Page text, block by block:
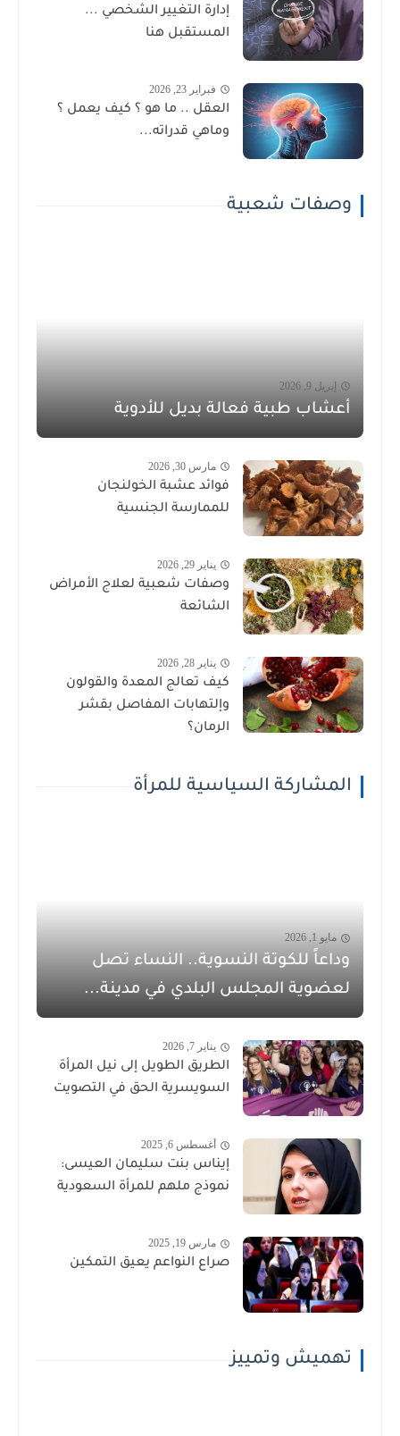
إدارة التغيير الشخصي ...
المستقبل هنا
فبراير 23, 2026
العقل .. ما هو ؟ كيف يعمل ؟
وماهي قدراته...
وصفات شعبية
إبريل 9, 2026
أعشاب طبية فعالة بديل للأدوية
مارس 30, 2026
فوائد عشبة الخولنجان
للممارسة الجنسية
يناير 29, 2026
وصفات شعبية لعلاج الأمراض
الشائعة
يناير 28, 2026
كيف تعالج المعدة والقولون
وإلتهابات المفاصل بقشر
الرمان؟
المشاركة السياسية للمرأة
مايو 1, 2026
وداعاً للكوتة النسوية.. النساء تصل
لعضوية المجلس البلدي في مدينة...
يناير 7, 2026
الطريق الطويل إلى نيل المرأة
السويسرية الحق في التصويت
أغسطس 6, 2025
إيناس بنت سليمان العيسى:
نموذج ملهم للمرأة السعودية
مارس 19, 2025
صراع النواعم يعيق التمكين
تهميش وتمييز